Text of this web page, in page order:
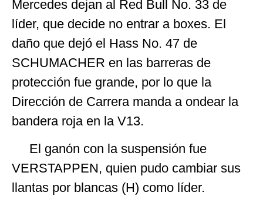
Mercedes dejan al Red Bull No. 33 de
líder, que decide no entrar a boxes. El
daño que dejó el Hass No. 47 de
SCHUMACHER en las barreras de
protección fue grande, por lo que la
Dirección de Carrera manda a ondear la
bandera roja en la V13.
El ganón con la suspensión fue
VERSTAPPEN, quien pudo cambiar sus
llantas por blancas (H) como líder.